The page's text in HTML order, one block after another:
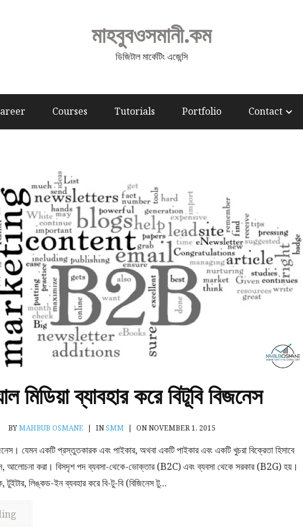
মাহবুবওসমানী.কম
ডিজিটাল মার্কেটিং এজেন্সি
Courses Tutorials Portfolio Contact
মিডিয়া ব্যাবহার করে বিটূবি বিজনেস
BYMAHBUB OSMANE | INSMM | ON NOVEMBER 1, 2015
যেমন একটি প্রস্তুতকারক এবং পাইকার, অথবা একটি পাইকার এবং একটি খুচরা বিক্রেতা হিসাবে
আলোচনা করা। বিসদৃশ পদ ব্যবসা-থেকে-ভোক্তার (B2C) এবং ব্যবসা থেকে সরকার (B2G) হয়।
লিঙ্কড-ইন ব্যবহার করে বি-টু-বি (বিজিনেস টু...